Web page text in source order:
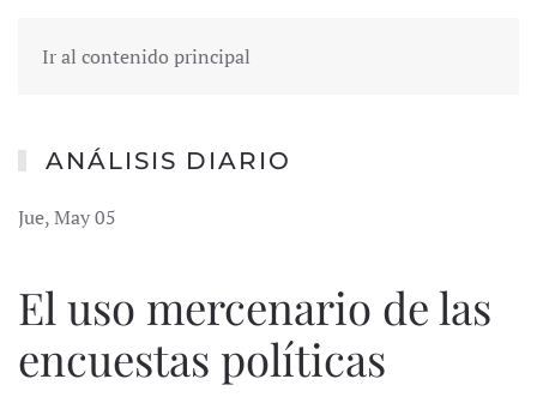
Ir al contenido principal
ANÁLISIS DIARIO
Jue, May 05
El uso mercenario de las
encuestas políticas